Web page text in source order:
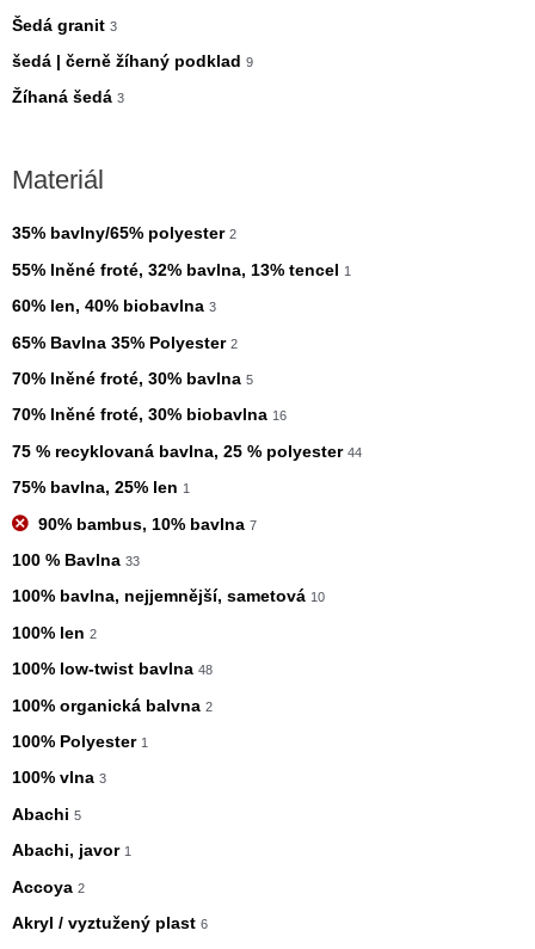
Šedá granit 3
šedá | černě žíhaný podklad 9
Žíhaná šedá 3
Materiál
35% bavlny/65% polyester 2
55% lněné froté, 32% bavlna, 13% tencel 1
60% len, 40% biobavlna 3
65% Bavlna 35% Polyester 2
70% lněné froté, 30% bavlna 5
70% lněné froté, 30% biobavlna 16
75 % recyklovaná bavlna, 25 % polyester 44
75% bavlna, 25% len 1
90% bambus, 10% bavlna 7
100 % Bavlna 33
100% bavlna, nejjemnější, sametová 10
100% len 2
100% low-twist bavlna 48
100% organická balvna 2
100% Polyester 1
100% vlna 3
Abachi 5
Abachi, javor 1
Accoya 2
Akryl / vyztužený plast 6